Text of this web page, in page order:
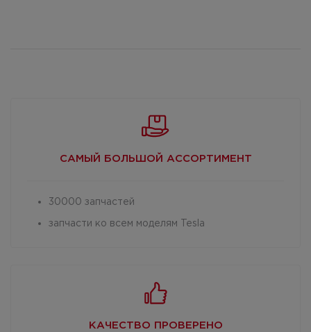
САМЫЙ БОЛЬШОЙ АССОРТИМЕНТ
30000 запчастей
запчасти ко всем моделям Tesla
КАЧЕСТВО ПРОВЕРЕНО